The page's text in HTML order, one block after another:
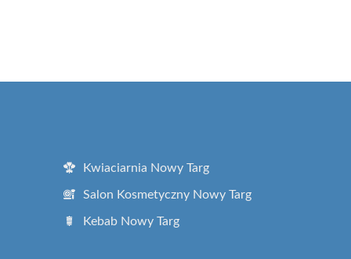
Kwiaciarnia Nowy Targ
Salon Kosmetyczny Nowy Targ
Kebab Nowy Targ